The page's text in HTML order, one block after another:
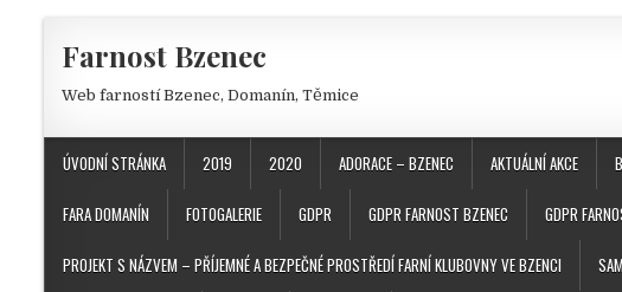
Farnost Bzenec
Web farností Bzenec, Domanín, Těmice
ÚVODNÍ STRÁNKA 2019 2020 ADORACE – BZENEC AKTUÁLNÍ AKCE
FARA DOMANÍN FOTOGALERIE GDPR GDPR FARNOST BZENEC GDPR
PROJEKT S NÁZVEM – PŘÍJEMNÉ A BEZPEČNÉ PROSTŘEDÍ FARNÍ KLUBOVNY VE BZENCI